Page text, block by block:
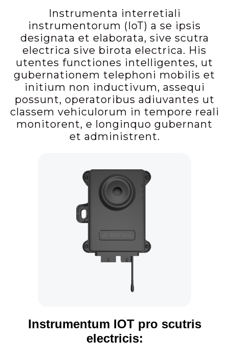
Instrumenta interretiali
instrumentorum (IoT) a se ipsis
designata et elaborata, sive scutra
electrica sive birota electrica. His
utentes functiones intelligentes, ut
gubernationem telephoni mobilis et
initium non inductivum, assequi
possunt, operatoribus adiuvantes ut
classem vehiculorum in tempore reali
monitorent, e longinquo gubernant
et administrent.
Instrumentum IOT pro scutris
electricis: